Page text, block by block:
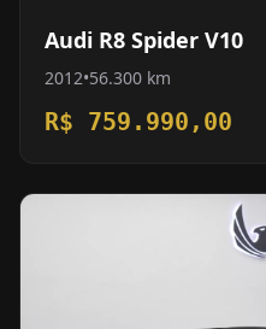
Audi R8 Spider V10
2012•56.300 km
R$ 759.990,00